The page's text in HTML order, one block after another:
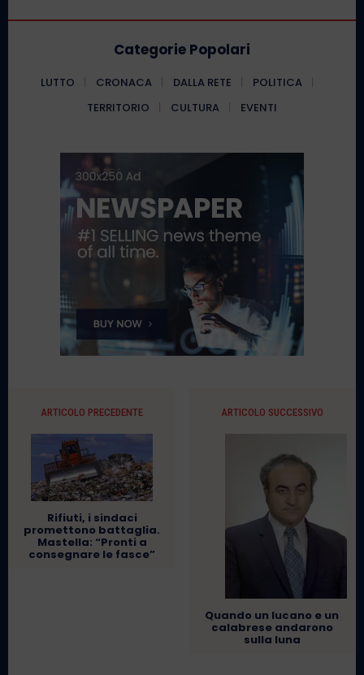
Categorie Popolari
LUTTO CRONACA DALLA RETE
POLITICA
TERRITORIO
CULTURA EVENTI
ARTICOLO PRECEDENTE
Rifiuti, i sindaci
promettono battaglia.
Mastella: “Pronti a
consegnare le fasce”
ARTICOLO SUCCESSIVO
Quando un lucano e un
calabrese andarono
sulla luna